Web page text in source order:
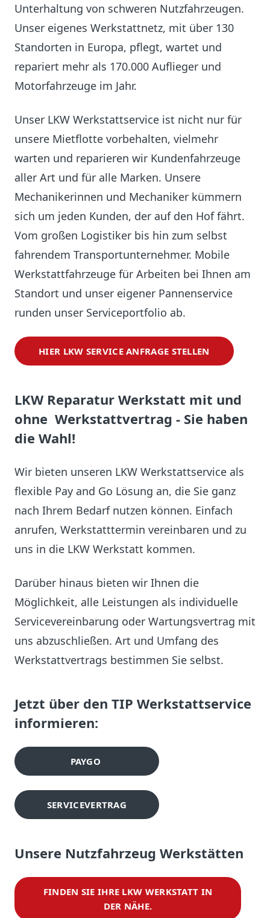
Unterhaltung von schweren Nutzfahrzeugen.
Unser eigenes Werkstattnetz, mit über 130
Standorten in Europa, pflegt, wartet und
repariert mehr als 170.000 Auflieger und
Motorfahrzeuge im Jahr.
Unser LKW Werkstattservice ist nicht nur für
unsere Mietflotte vorbehalten, vielmehr
warten und reparieren wir Kundenfahrzeuge
aller Art und für alle Marken. Unsere
Mechanikerinnen und Mechaniker kümmern
sich um jeden Kunden, der auf den Hof fährt.
Vom großen Logistiker bis hin zum selbst
fahrendem Transportunternehmer. Mobile
Werkstattfahrzeuge für Arbeiten bei Ihnen am
Standort und unser eigener Pannenservice
runden unser Serviceportfolio ab.
HIER LKW SERVICE ANFRAGE STELLEN
LKW Reparatur Werkstatt mit und
ohne Werkstattvertrag - Sie haben
die Wahl!
Wir bieten unseren LKW Werkstattservice als
flexible Pay and Go Lösung an, die Sie ganz
nach Ihrem Bedarf nutzen können. Einfach
anrufen, Werkstatttermin vereinbaren und zu
uns in die LKW Werkstatt kommen.
Darüber hinaus bieten wir Ihnen die
Möglichkeit, alle Leistungen als individuelle
Servicevereinbarung oder Wartungsvertrag mit
uns abzuschließen. Art und Umfang des
Werkstattvertrags bestimmen Sie selbst.
Jetzt über den TIP Werkstattservice
informieren:
PAYGO
SERVICEVERTRAG
Unsere Nutzfahrzeug Werkstätten
FINDEN SIE IHRE LKW WERKSTATT IN
DER NÄHE.